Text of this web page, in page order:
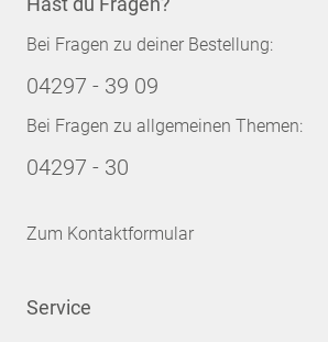
Bei Fragen zu deiner Bestellung:
04297 - 39 09
Bei Fragen zu allgemeinen Themen:
04297 - 30
Zum Kontaktformular
Service